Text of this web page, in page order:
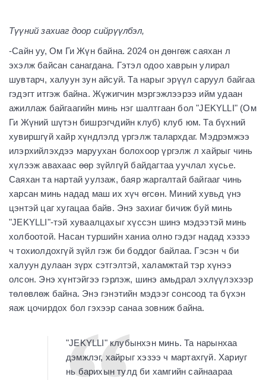
Түүний захиаг доор сийрүүлбэл,
-Сайн уу, Ом Ги Жүн байна. 2024 он дөнгөж саяхан л
эхэлж байсан санагдана. Гэтэл одоо хаврын улирал
шувтарч, халуун зун айсуй. Та нарыг эрүүл саруул байгаа
гэдэгт итгэж байна. Жүжигчин мэргэжлээрээ ийм удаан
ажиллаж байгаагийн минь нэг шалтгаан бол "JEKYLLI" (Ом
Ги Жүний шүтэн бишрэгчдийн клуб) клуб юм. Та бүхний
хувиршгүй хайр хүндлэлд үргэлж талархдаг. Мэдрэмжээ
илэрхийлэхдээ маруухан болохоор үргэлж л хайрыг чинь
хүлээж авахаас өөр зүйлгүй байдагтаа уучлал хүсье.
Саяхан та нартай уулзаж, баяр жаргалтай байгааг чинь
харсан минь надад маш их хүч өгсөн. Миний хувьд үнэ
цэнтэй цаг хугацаа байв. Энэ захиаг бичиж буй минь
"JEKYLLI"-тэй хуваалцахыг хүссэн шинэ мэдээтэй минь
холбоотой. Насан туршийн ханиа олно гэдэг надад хэзээ
ч тохиолдохгүй зүйл гэж би боддог байлаа. Гэсэн ч би
халуун дулаан зүрх сэтгэлтэй, халамжтай тэр хүнээ
олсон. Энэ хүнтэйгээ гэрлэж, шинэ амьдрал эхлүүлэхээр
төлөвлөж байна. Энэ гэнэтийн мэдээг сонсоод та бүхэн
яаж цочирдох бол гэхээр санаа зовниж байна.
"JEKYLLI" клубынхэн минь. Та нарынхаа
дэмжлэг, хайрыг хэзээ ч мартахгүй. Хариуг
нь барихын тулд би хамгийн сайнаараа